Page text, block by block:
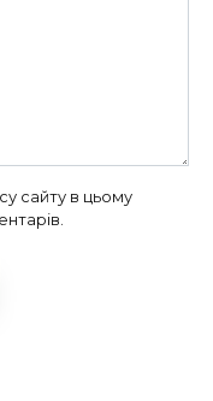
сайту в цьому